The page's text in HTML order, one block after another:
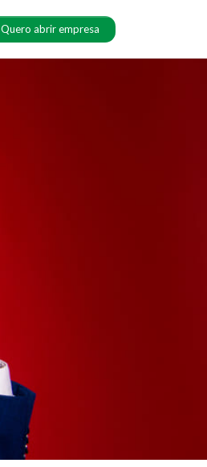
Quero abrir empresa